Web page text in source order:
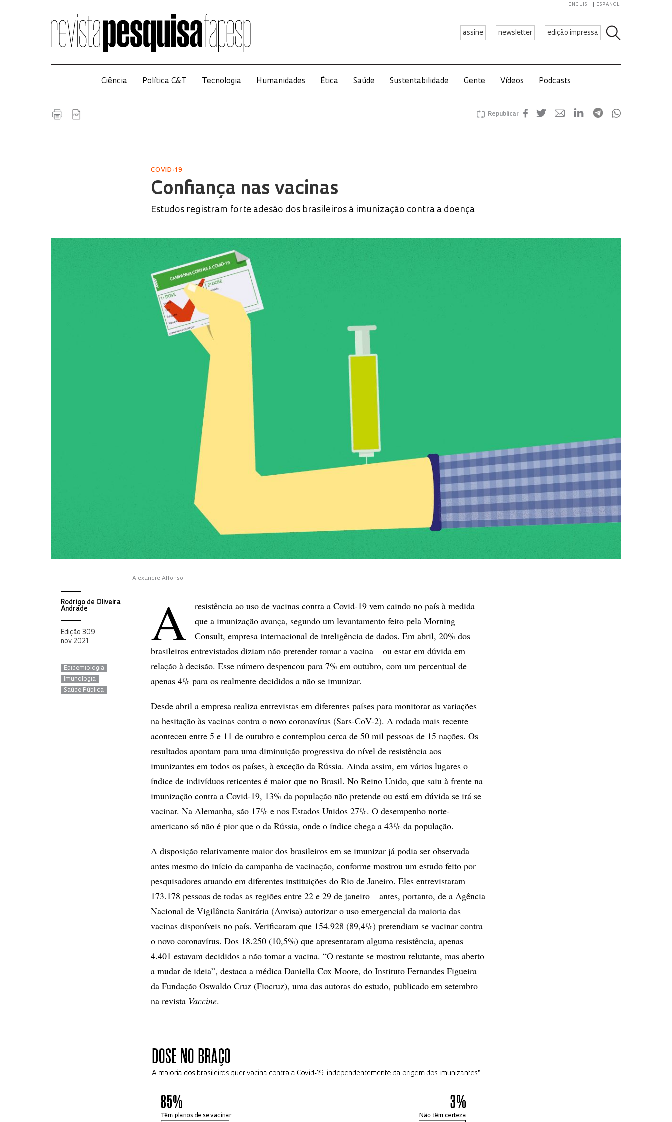
assine newsletter edição impressa
ENGLISH ESPAÑOL
Ciência Política C&T Tecnologia Humanidades Ética Saúde Sustentabilidade Gente Vídeos Podcasts
Republicar
COVID-19
Confiança nas vacinas
Estudos registram forte adesão dos brasileiros à imunização contra a doença
Alexandre Affonso
Rodrigo de Oliveira
Andrade
Edição 309
nov 2021
Epidemiologia
Imunologia
Saúde Pública
A
resistência ao uso de vacinas contra a Covid-19 vem caindo no país à medida
que a imunização avança, segundo um levantamento feito pela Morning
Consult, empresa internacional de inteligência de dados. Em abril, 20% dos
brasileiros entrevistados diziam não pretender tomar a vacina – ou estar em dúvida em
relação à decisão. Esse número despencou para 7% em outubro, com um percentual de
apenas 4% para os realmente decididos a não se imunizar.
Desde abril a empresa realiza entrevistas em diferentes países para monitorar as variações
na hesitação às vacinas contra o novo coronavírus (Sars-CoV-2). A rodada mais recente
aconteceu entre 5 e 11 de outubro e contemplou cerca de 50 mil pessoas de 15 nações. Os
resultados apontam para uma diminuição progressiva do nível de resistência aos
imunizantes em todos os países, à exceção da Rússia. Ainda assim, em vários lugares o
índice de indivíduos reticentes é maior que no Brasil. No Reino Unido, que saiu à frente na
imunização contra a Covid-19, 13% da população não pretende ou está em dúvida se irá se
vacinar. Na Alemanha, são 17% e nos Estados Unidos 27%. O desempenho norte-
americano só não é pior que o da Rússia, onde o índice chega a 43% da população.
A disposição relativamente maior dos brasileiros em se imunizar já podia ser observada
antes mesmo do início da campanha de vacinação, conforme mostrou um estudo feito por
pesquisadores atuando em diferentes instituições do Rio de Janeiro. Eles entrevistaram
173.178 pessoas de todas as regiões entre 22 e 29 de janeiro – antes, portanto, de a Agência
Nacional de Vigilância Sanitária (Anvisa) autorizar o uso emergencial da maioria das
vacinas disponíveis no país. Verificaram que 154.928 (89,4%) pretendiam se vacinar contra
o novo coronavírus. Dos 18.250 (10,5%) que apresentaram alguma resistência, apenas
4.401 estavam decididos a não tomar a vacina. “O restante se mostrou relutante, mas aberto
a mudar de ideia”, destaca a médica Daniella Cox Moore, do Instituto Fernandes Figueira
da Fundação Oswaldo Cruz (Fiocruz), uma das autoras do estudo, publicado em setembro
na revista Vaccine.